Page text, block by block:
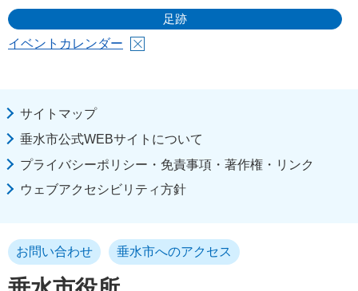
足跡
イベントカレンダー
サイトマップ
垂水市公式WEBサイトについて
プライバシーポリシー・免責事項・著作権・リンク
ウェブアクセシビリティ方針
お問い合わせ 垂水市へのアクセス